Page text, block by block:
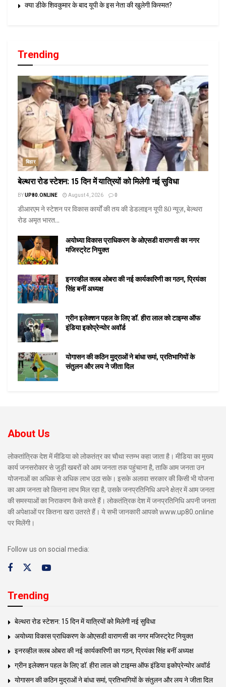
क्या डीके शिवकुमार के बाद यूपी के इस नेता की खुलेगी किस्मत?
Trending
बिहार
बेल्थरा रोड स्टेशन: 15 दिन में यात्रियों को मिलेगी नई सुविधा
BYUP80.ONLINE August 4, 2026 0
डीआरएम ने स्टेशन पर विकास कार्यों की तय की डेडलाइन यूपी 80 न्यूज़, बेल्थरा
रोड अमृत भारत...
अयोध्या विकास प्राधिकरण के ओएसडी वाराणसी का नगर
मजिस्ट्रेट नियुक्त
इनरव्हील क्लब ओबरा की नई कार्यकारिणी का गठन, प्रियंका
सिंह बनीं अध्यक्ष
ग्रीन इलेक्शन पहल के लिए डॉ. हीरा लाल को टाइम्स ऑफ
इंडिया इकोप्रेन्योर अवॉर्ड
योगासन की कठिन मुद्राओं ने बांधा समां, प्रतिभागियों के
संतुलन और लय ने जीता दिल
About Us
लोकतांत्रिक देश में मीडिया को लोकतंत्र का चौथा स्तम्भ कहा जाता है। मीडिया का मुख्य
कार्य जनसरोकार से जुड़ी खबरों को आम जनता तक पहुंचाना है, ताकि आम जनता उन
योजनाओं का अधिक से अधिक लाभ उठा सके। इसके अलावा सरकार की किसी भी योजना
का आम जनता को कितना लाभ मिल रहा है, उसके जनप्रतिनिधि अपने क्षेत्र में आम जनता
की समस्याओं का निराकरण कैसे करते हैं। लोकतंत्रिक देश में जनप्रतिनिधि अपनी जनता
की अपेक्षाओं पर कितना खरा उतरते हैं। ये सभी जानकारी आपको www.up80.online
पर मिलेंगी।
Follow us on social media:
Trending
बेल्थरा रोड स्टेशन: 15 दिन में यात्रियों को मिलेगी नई सुविधा
अयोध्या विकास प्राधिकरण के ओएसडी वाराणसी का नगर मजिस्ट्रेट नियुक्त
इनरव्हील क्लब ओबरा की नई कार्यकारिणी का गठन, प्रियंका सिंह बनीं अध्यक्ष
ग्रीन इलेक्शन पहल के लिए डॉ. हीरा लाल को टाइम्स ऑफ इंडिया इकोप्रेन्योर अवॉर्ड
योगासन की कठिन मुद्राओं ने बांधा समां, प्रतिभागियों के संतुलन और लय ने जीता दिल